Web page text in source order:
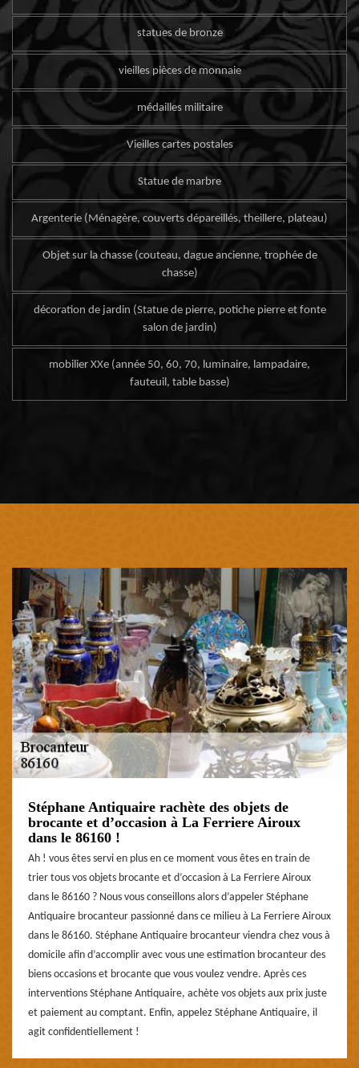
statues de bronze
vieilles pièces de monnaie
médailles militaire
Vieilles cartes postales
Statue de marbre
Argenterie (Ménagère, couverts dépareillés, theillere, plateau)
Objet sur la chasse (couteau, dague ancienne, trophée de
chasse)
décoration de jardin (Statue de pierre, potiche pierre et fonte
salon de jardin)
mobilier XXe (année 50, 60, 70, luminaire, lampadaire,
fauteuil, table basse)
Stéphane Antiquaire rachète des objets de
brocante et d’occasion à La Ferriere Airoux
dans le 86160 !
Ah ! vous êtes servi en plus en ce moment vous êtes en train de
trier tous vos objets brocante et d’occasion à La Ferriere Airoux
dans le 86160 ? Nous vous conseillons alors d’appeler Stéphane
Antiquaire brocanteur passionné dans ce milieu à La Ferriere Airoux
dans le 86160. Stéphane Antiquaire brocanteur viendra chez vous à
domicile afin d’accomplir avec vous une estimation brocanteur des
biens occasions et brocante que vous voulez vendre. Après ces
interventions Stéphane Antiquaire, achète vos objets aux prix juste
et paiement au comptant. Enfin, appelez Stéphane Antiquaire, il
agit confidentiellement !